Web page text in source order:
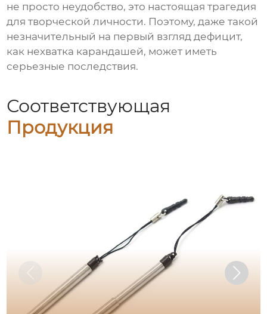
не просто неудобство, это настоящая трагедия
для творческой личности. Поэтому, даже такой
незначительный на первый взгляд дефицит,
как нехватка карандашей, может иметь
серьезные последствия.
Соответствующая
Продукция